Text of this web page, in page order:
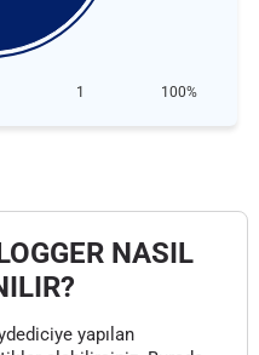
1 100%
NASIL
yapılan